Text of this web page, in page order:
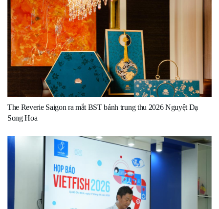
The Reverie Saigon ra mắt BST bánh trung thu 2026 Nguyệt Dạ
Song Hoa